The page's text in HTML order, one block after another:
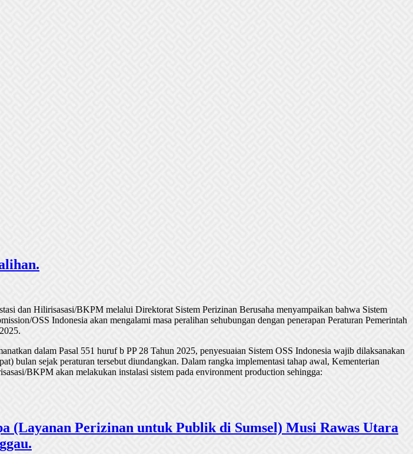
dan Hilirisasasi/BKPM melalui Direktorat Sistem Perizinan Berusaha menyampaikan bahwa Sistem
OSS Indonesia akan mengalami masa peralihan sehubungan dengan penerapan Peraturan Pemerintah
dalam Pasal 551 huruf b PP 28 Tahun 2025, penyesuaian Sistem OSS Indonesia wajib dilaksanakan
bulan sejak peraturan tersebut diundangkan. Dalam rangka implementasi tahap awal, Kementerian
BKPM akan melakukan instalasi sistem pada environment production sehingga:
(Layanan Perizinan untuk Publik di Sumsel) Musi Rawas Utara